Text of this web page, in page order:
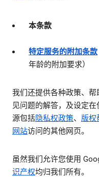
本条款
特定服务的附加条款
年龄的附加要求）
我们还提供各种政策、
见问题的解答，及设定
源包括隐私权政策、 版权
网站访问的其他网页。
虽然我们允许您使用
识产权均归我们所有。